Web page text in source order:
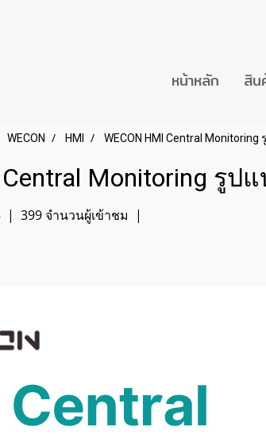
หน้าหลัก สิน
WECON HMI WECON HMI Central Monitoring
Monitoring รูป
| 399 จำนวนผู้เข้าชม |